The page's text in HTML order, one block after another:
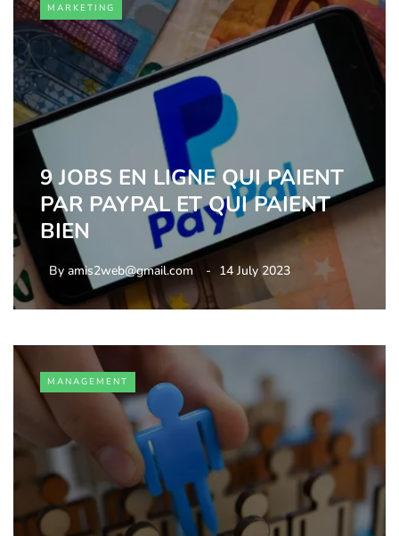
MARKETING
9 JOBS EN LIGNE QUI PAIENT
PAR PAYPAL ET QUI PAIENT
BIEN
By amis2web@gmail.com 14 July 2023
MANAGEMENT